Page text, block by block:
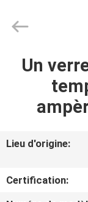
MAISON
PRODUITS
VR
Co.,Ltd.
Un
Lieu d'origine:
Certification: